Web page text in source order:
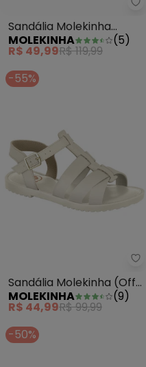
Sandália Molekinha
(Branco)
MOLEKINHA (5)
R$ 49,99R$ 119,99
-55%
Sandália Molekinha (Off
White) em Sintético
MOLEKINHA (9)
R$ 44,99R$ 99,99
-50%